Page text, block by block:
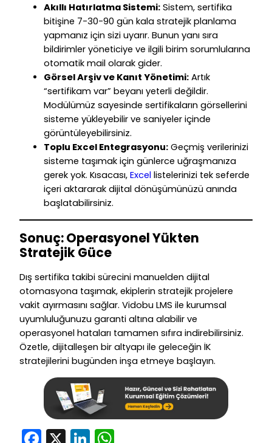
Akıllı Hatırlatma Sistemi: Sistem, sertifika
bitişine 7-30-90 gün kala stratejik planlama
yapmanız için sizi uyarır. Bunun yanı sıra
bildirimler yöneticiye ve ilgili birim sorumlularına
otomatik mail olarak gider.
Görsel Arşiv ve Kanıt Yönetimi: Artık
“sertifikam var” beyanı yeterli değildir.
Modülümüz sayesinde sertifikaların görsellerini
sisteme yükleyebilir ve saniyeler içinde
görüntüleyebilirsiniz.
Toplu Excel Entegrasyonu: Geçmiş verilerinizi
sisteme taşımak için günlerce uğraşmanıza
gerek yok. Kısacası, Excel listelerinizi tek seferde
içeri aktararak dijital dönüşümünüzü anında
başlatabilirsiniz.
Sonuç: Operasyonel Yükten
Stratejik Güce
Dış sertifika takibi sürecini manuelden dijital
otomasyona taşımak, ekiplerin stratejik projelere
vakit ayırmasını sağlar. Vidobu LMS ile kurumsal
uyumluluğunuzu garanti altına alabilir ve
operasyonel hataları tamamen sıfıra indirebilirsiniz.
Özetle, dijitalleşen bir altyapı ile geleceğin İK
stratejilerini bugünden inşa etmeye başlayın.